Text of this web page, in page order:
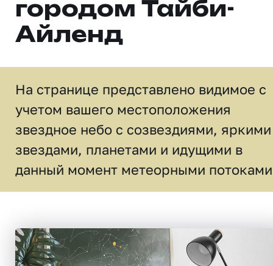
городом Тайби-
Айленд
На странице представлено видимое c
учетом вашего местоположения
звездное небо c созвездиями, яркими
звездами, планетами и идущими в
данный момент метеорными